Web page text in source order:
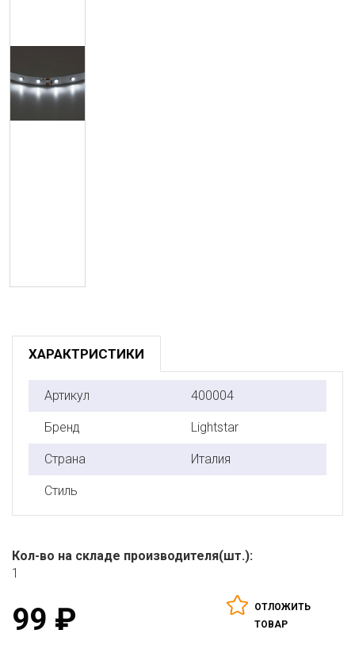
ХАРАКТРИСТИКИ
Артикул 400004
Бренд Lightstar
Страна Италия
Стиль
Кол-во на складе производителя(шт.):
1
99 ₽
ОТЛОЖИТЬ
ТОВАР